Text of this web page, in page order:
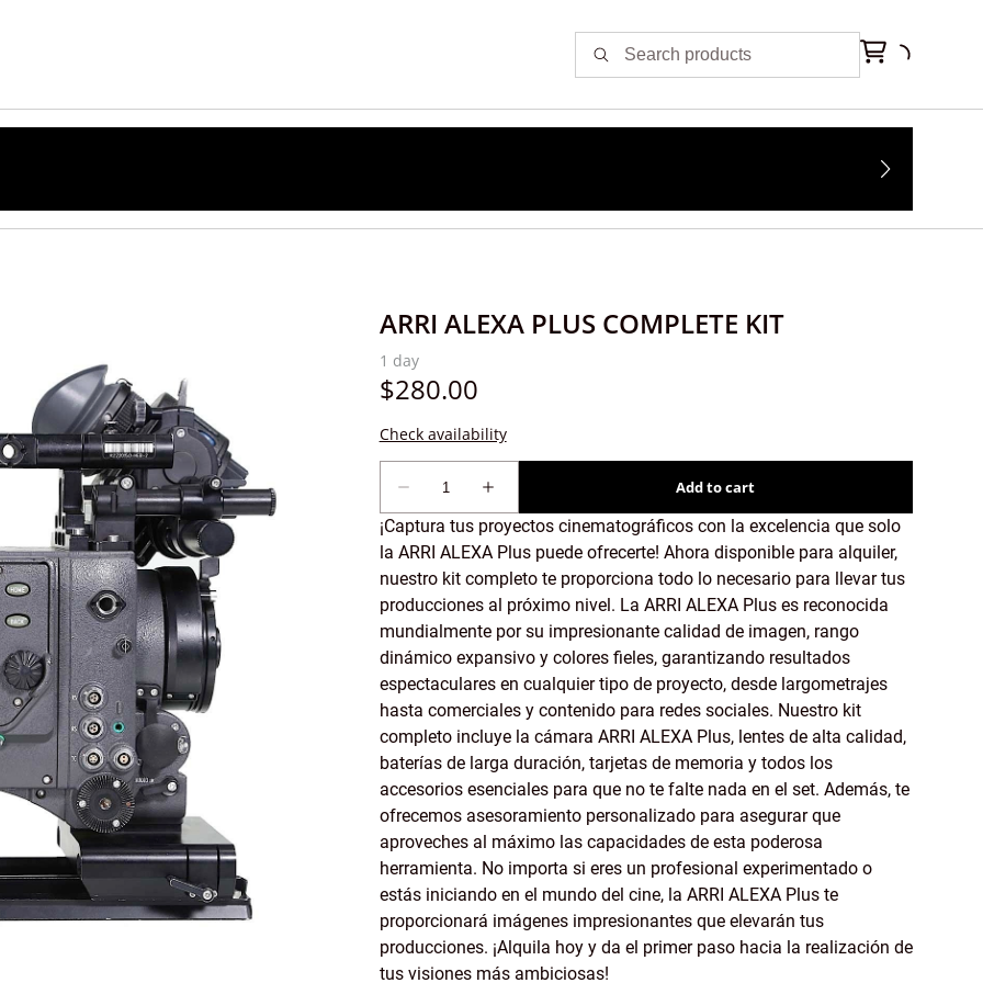
ARRI ALEXA PLUS COMPLETE KIT
¡Captura tus proyectos cinematográficos con la excelencia que solo
la ARRI ALEXA Plus puede ofrecerte! Ahora disponible para alquiler,
nuestro kit completo te proporciona todo lo necesario para llevar tus
producciones al próximo nivel. La ARRI ALEXA Plus es reconocida
mundialmente por su impresionante calidad de imagen, rango
dinámico expansivo y colores fieles, garantizando resultados
espectaculares en cualquier tipo de proyecto, desde largometrajes
hasta comerciales y contenido para redes sociales. Nuestro kit
completo incluye la cámara ARRI ALEXA Plus, lentes de alta calidad,
baterías de larga duración, tarjetas de memoria y todos los
accesorios esenciales para que no te falte nada en el set. Además, te
ofrecemos asesoramiento personalizado para asegurar que
aproveches al máximo las capacidades de esta poderosa
herramienta. No importa si eres un profesional experimentado o
estás iniciando en el mundo del cine, la ARRI ALEXA Plus te
proporcionará imágenes impresionantes que elevarán tus
producciones. ¡Alquila hoy y da el primer paso hacia la realización de
tus visiones más ambiciosas!